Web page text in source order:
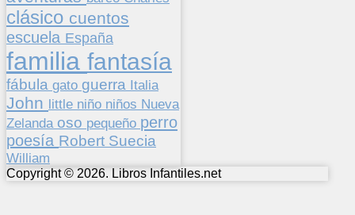
clásico cuentos
escuela España
familia fantasía
fábula gato guerra Italia
John little niño niños Nueva
Zelanda oso pequeño perro
poesía Robert Suecia
William
Copyright © 2026. Libros Infantiles.net